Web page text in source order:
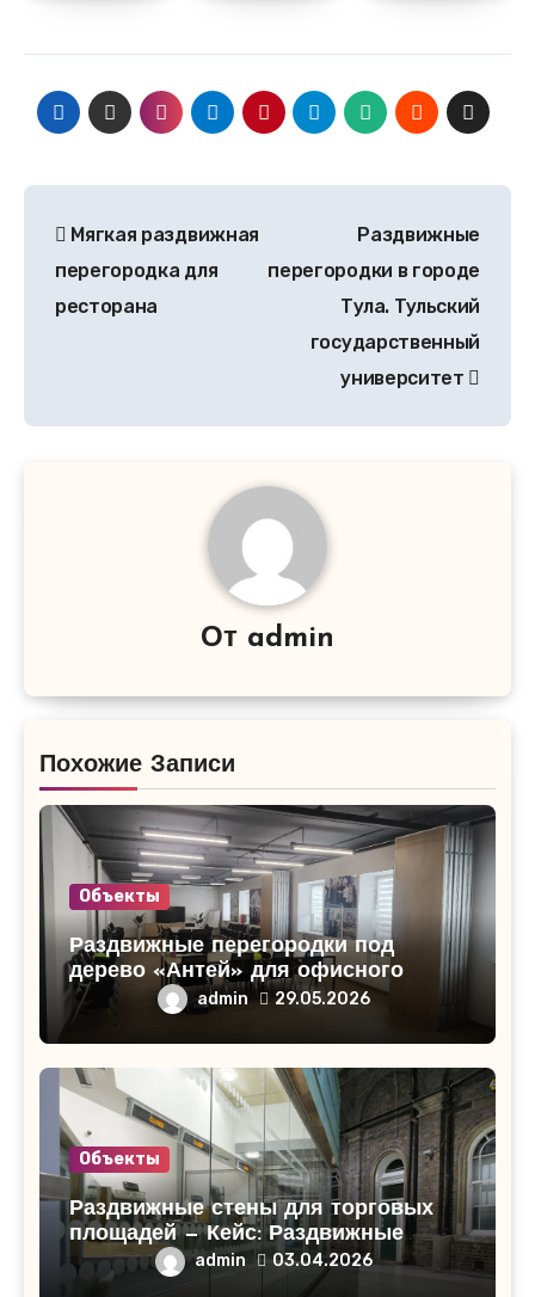
Мягкая раздвижная
перегородка для
ресторана
Раздвижные
перегородки в городе
Тула. Тульский
государственный
университет
От admin
Похожие Записи
Объекты
Раздвижные перегородки под
дерево «Антей» для офисного
помещения в Кирово-Чепецке
admin 29.05.2026
Объекты
Раздвижные стены для торговых
площадей — Кейс: Раздвижные
стены для торгового центра
«СитиМолл»!
admin 03.04.2026